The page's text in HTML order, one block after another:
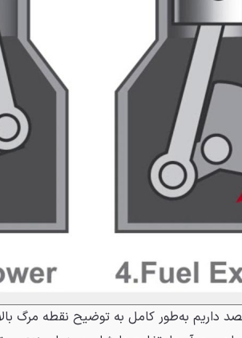
داریم به‌طور کامل به توضیح نقطه مرگ